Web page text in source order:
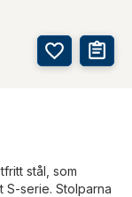
stål, som
S-serie. Stolparna